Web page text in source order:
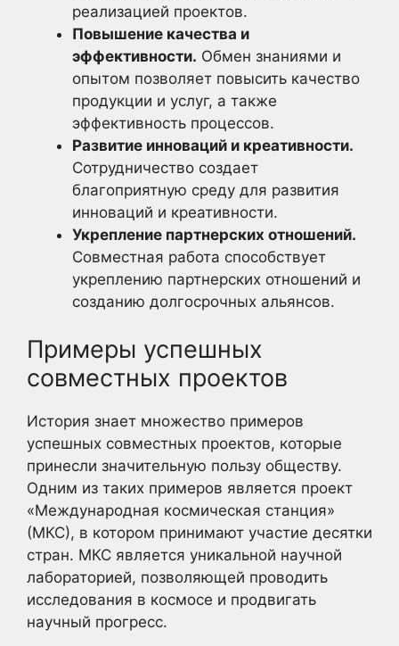
реализацией проектов.
Повышение качества и
эффективности. Обмен знаниями и
опытом позволяет повысить качество
продукции и услуг, а также
эффективность процессов.
Развитие инноваций и креативности.
Сотрудничество создает
благоприятную среду для развития
инноваций и креативности.
Укрепление партнерских отношений.
Совместная работа способствует
укреплению партнерских отношений и
созданию долгосрочных альянсов.
Примеры успешных
совместных проектов
История знает множество примеров
успешных совместных проектов, которые
принесли значительную пользу обществу.
Одним из таких примеров является проект
«Международная космическая станция»
(МКС), в котором принимают участие десятки
стран. МКС является уникальной научной
лабораторией, позволяющей проводить
исследования в космосе и продвигать
научный прогресс.